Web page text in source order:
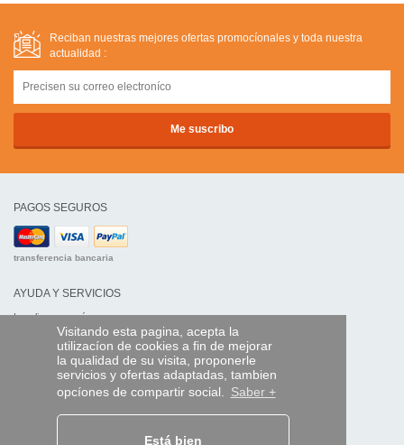
Visitando esta pagina, acepta la
utilizacíon de cookies a fin de mejorar
la qualidad de su visita, proponerle
servicios y ofertas adaptadas, tambien
opcíones de compartir social. Saber +
Está bien
Reciban nuestras mejores ofertas promocíonales y toda nuestra
actualidad :
PAGOS SEGUROS
transferencia bancaria
AYUDA Y SERVICIOS
Localice su envío
MANDO EXPRESS
¿Quiénes somos?
Información legal
Datos personales